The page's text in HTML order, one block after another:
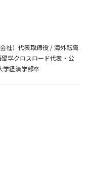
社）代表取締役 / 海外転職
学クロスロード代表・公
学経済学部卒